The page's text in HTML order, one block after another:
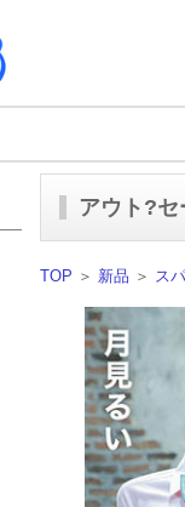
アウト?セ
TOP ＞ 新品 ＞ ス